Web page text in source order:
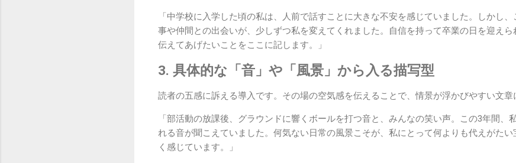
「中学校に入学した頃の私は、人前で話すことに大きな不安を感じていました。しかし
事や仲間との出会いが、少しずつ私を変えてくれました。自信を持って卒業の日を迎え
伝えてあげたいことをここに記します。」
3. 具体的な「音」や「風景」から入る描写型
読者の五感に訴える導入です。その場の空気感を伝えることで、情景が浮かびやすい文章
「部活動の放課後、グラウンドに響くボールを打つ音と、みんなの笑い声。この3年間、
れる音が聞こえていました。何気ない日常の風景こそが、私にとって何よりも代えがた
く感じています。」